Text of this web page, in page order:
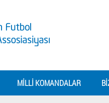
MILLI KOMANDALAR